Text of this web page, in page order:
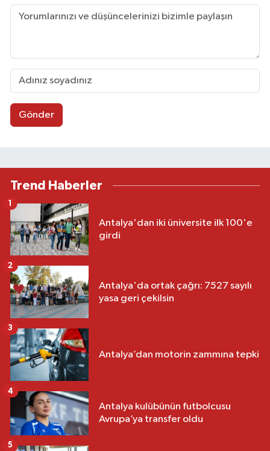
Gönder
Trend Haberler
Antalya'dan iki üniversite ilk 100'e
girdi
1
Antalya'da ortak çağrı: 7527 sayılı
yasa geri çekilsin
2
Antalya’dan motorin zammına tepki
3
Antalya kulübünün futbolcusu
Avrupa’ya transfer oldu
4
5